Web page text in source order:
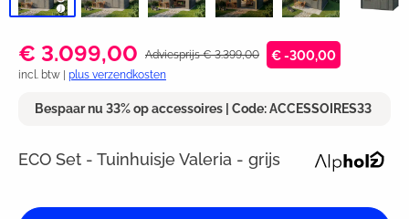
€ 3.099,00 Adviesprijs € 3.399,00 € -300,00
incl. btw | plus verzendkosten
Bespaar nu 33% op accessoires | Code: ACCESSOIRES33
ECO Set - Tuinhuisje Valeria - grijs